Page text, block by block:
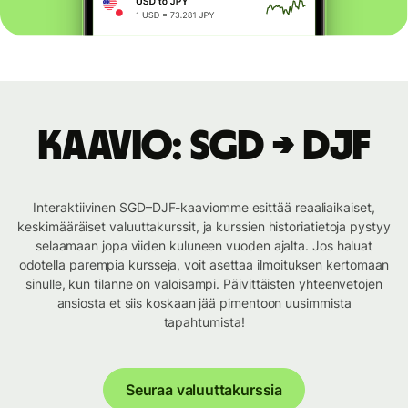
Kaavio: SGD → DJF
Interaktiivinen SGD–DJF-kaaviomme esittää reaaliaikaiset,
keskimääräiset valuuttakurssit, ja kurssien historiatietoja pystyy
selaamaan jopa viiden kuluneen vuoden ajalta. Jos haluat
odotella parempia kursseja, voit asettaa ilmoituksen kertomaan
sinulle, kun tilanne on valoisampi. Päivittäisten yhteenvetojen
ansiosta et siis koskaan jää pimentoon uusimmista
tapahtumista!
Seuraa valuuttakurssia